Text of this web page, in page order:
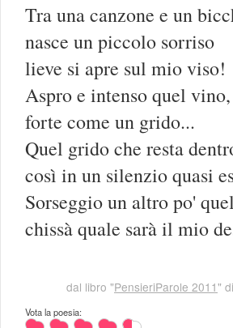
Tra una canzone e un
nasce un piccolo sorriso
lieve si apre sul mio viso!
Aspro e intenso quel vino,
forte come un grido...
Quel grido che resta
così in un silenzio quasi
Sorseggio un altro po'
chissà quale sarà il mio
dal libro "PensieriParole 2011" di
Vota la poesia: